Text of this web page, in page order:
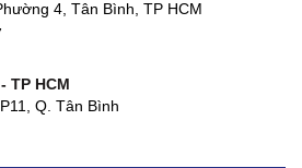
4, Tân Bình, TP HCM
TP HCM
Q. Tân Bình